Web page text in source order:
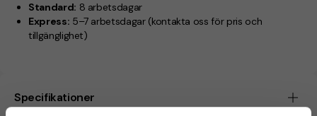
Standard: 8 arbetsdagar
Express: 5–7 arbetsdagar (kontakta oss för pris och
tillgänglighet)
Specifikationer